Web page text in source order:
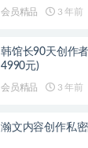
会员精品 3 年前
韩馆长90天创作
4990元)
会员精品 3 年前
瀚文内容创作私